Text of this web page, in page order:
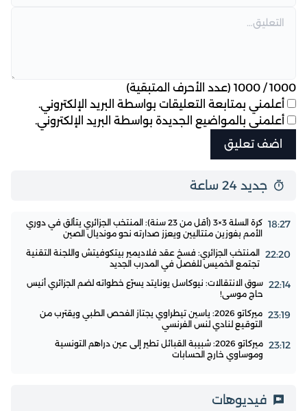
1000
/
1000 (عدد الأحرف المتبقية)
أعلمني بمتابعة التعليقات بواسطة البريد الإلكتروني.
أعلمني بالمواضيع الجديدة بواسطة البريد الإلكتروني.
جديد 24 ساعة
18:27
كرة السلة 3×3 (أقل من 23 سنة): المنتخب الجزائري يتألق في دوري
الأمم بفوزين متتاليين ويعزز صدارته نحو مونديال الصين
22:20 المنتخب الجزائري: فسخ عقد فلاديمير بيتكوفيتش واللجنة التقنية
تجتمع الخميس للفصل في المدرب الجديد
22:14 سوق الانتقالات: نيوكاسل يونايتد يسرّع خطواته لضم الجزائري أنيس
حاج موسى!
23:19
ميركاتو 2026: ياسين تيطراوي يجتاز الفحص الطبي ويقترب من
التوقيع لنادي لنس الفرنسي
23:12
ميركاتو 2026: شبيبة القبائل تطير إلى عين دراهم التونسية
وموساوي خارج الحسابات
فيديوهات